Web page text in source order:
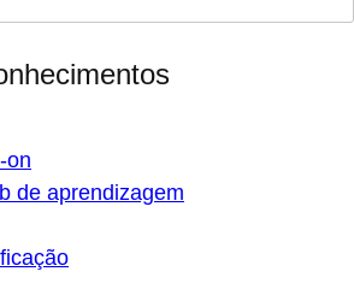
on
de aprendizagem